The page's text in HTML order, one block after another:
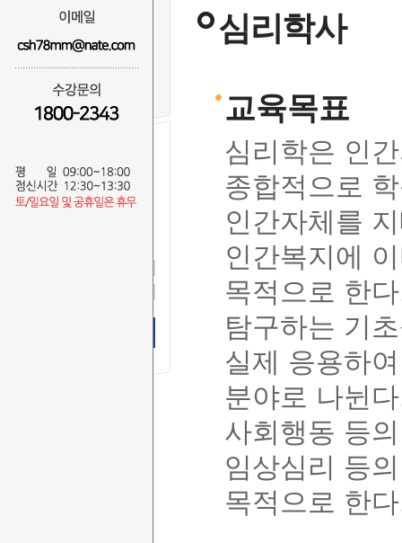
비전
무료 SMS상담신청
심리학사
교육목표
심리학은 인
종합적으로
인간자체를
인간복지에
목적으로 한
탐구하는 기
실제 응용하
분야로 나뉜
사회행동 등
임상심리 등
목적으로 한